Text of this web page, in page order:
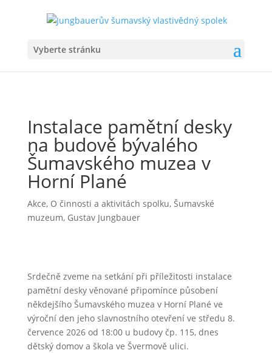
Vyberte stránku
Instalace pamětní desky
na budově bývalého
Šumavského muzea v
Horní Plané
Akce, O činnosti a aktivitách spolku, Šumavské
muzeum, Gustav Jungbauer
Srdečně zveme na setkání při příležitosti instalace
pamětní desky věnované připomínce působení
někdejšího Šumavského muzea v Horní Plané ve
výroční den jeho slavnostního otevření ve středu 8.
července 2026 od 18:00 u budovy čp. 115, dnes
dětský domov a škola ve Švermově ulici.